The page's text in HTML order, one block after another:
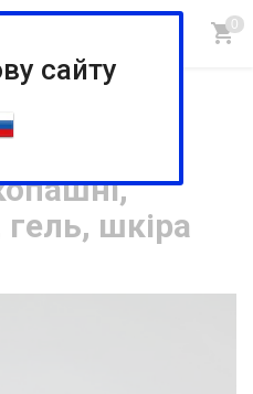
ДЛЯ ЕДИНОБОРСТВ
гель, шкіра
шкіра
сайту